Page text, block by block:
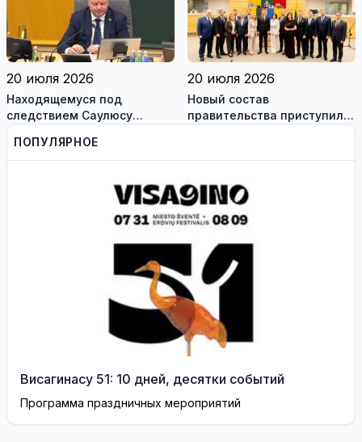
работодателям
20 июля 2026
Находящемуся под
следствием Саулюсу
Сквернялису временно
разрешили выехать за
границу
20 июля 2026
Новый состав
правительства приступил к
ПОПУЛЯРНОЕ
Висагинасу 51: 10 дней, десятки событий
Программа праздничных мероприятий